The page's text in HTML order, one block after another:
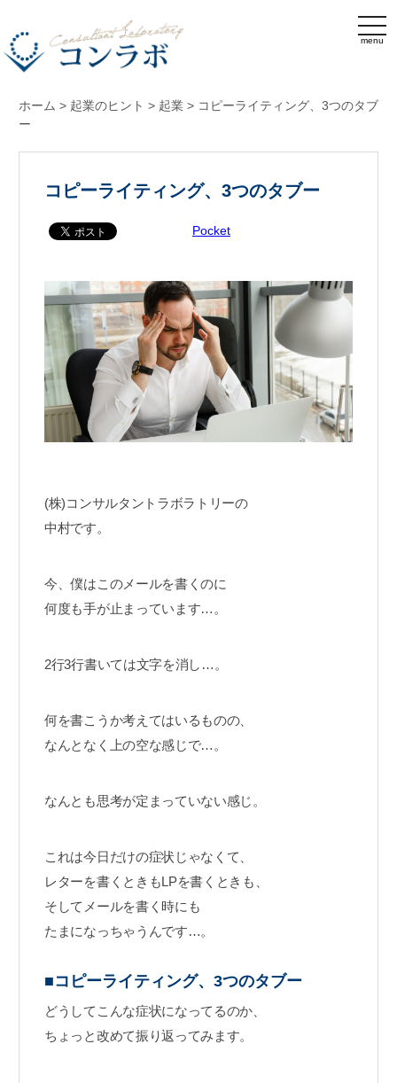
menu
ホーム > 起業のヒント > 起業 > コピーライティング、3つのタブ
ー
コピーライティング、3つのタブー
Pocket
(株)コンサルタントラボラトリーの
中村です。
今、僕はこのメールを書くのに
何度も手が止まっています…。
2行3行書いては文字を消し…。
何を書こうか考えてはいるものの、
なんとなく上の空な感じで…。
なんとも思考が定まっていない感じ。
これは今日だけの症状じゃなくて、
レターを書くときもLPを書くときも、
そしてメールを書く時にも
たまになっちゃうんです…。
■コピーライティング、3つのタブー
どうしてこんな症状になってるのか、
ちょっと改めて振り返ってみます。